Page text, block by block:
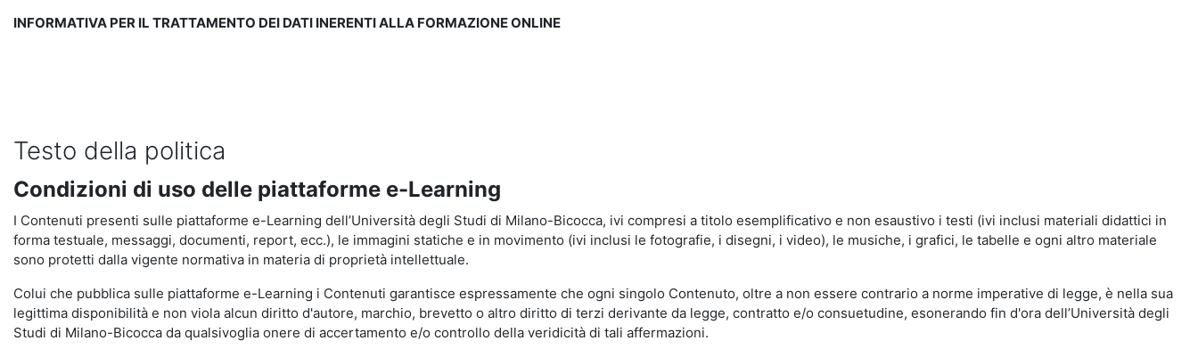
INFORMATIVA PER IL TRATTAMENTO DEI DATI INERENTI ALLA FORMAZIONE ONLINE
Testo della politica
Condizioni di uso delle piattaforme e-Learning
I Contenuti presenti sulle piattaforme e-Learning dell’Università degli Studi di Milano-Bicocca, ivi compresi a titolo esemplificativo e non esaustivo i testi (ivi inclusi materiali didattici in
forma testuale, messaggi, documenti, report, ecc.), le immagini statiche e in movimento (ivi inclusi le fotografie, i disegni, i video), le musiche, i grafici, le tabelle e ogni altro materiale
sono protetti dalla vigente normativa in materia di proprietà intellettuale.
Colui che pubblica sulle piattaforme e-Learning i Contenuti garantisce espressamente che ogni singolo Contenuto, oltre a non essere contrario a norme imperative di legge, è nella sua
legittima disponibilità e non viola alcun diritto d'autore, marchio, brevetto o altro diritto di terzi derivante da legge, contratto e/o consuetudine, esonerando fin d'ora dell’Università degli
Studi di Milano-Bicocca da qualsivoglia onere di accertamento e/o controllo della veridicità di tali affermazioni.